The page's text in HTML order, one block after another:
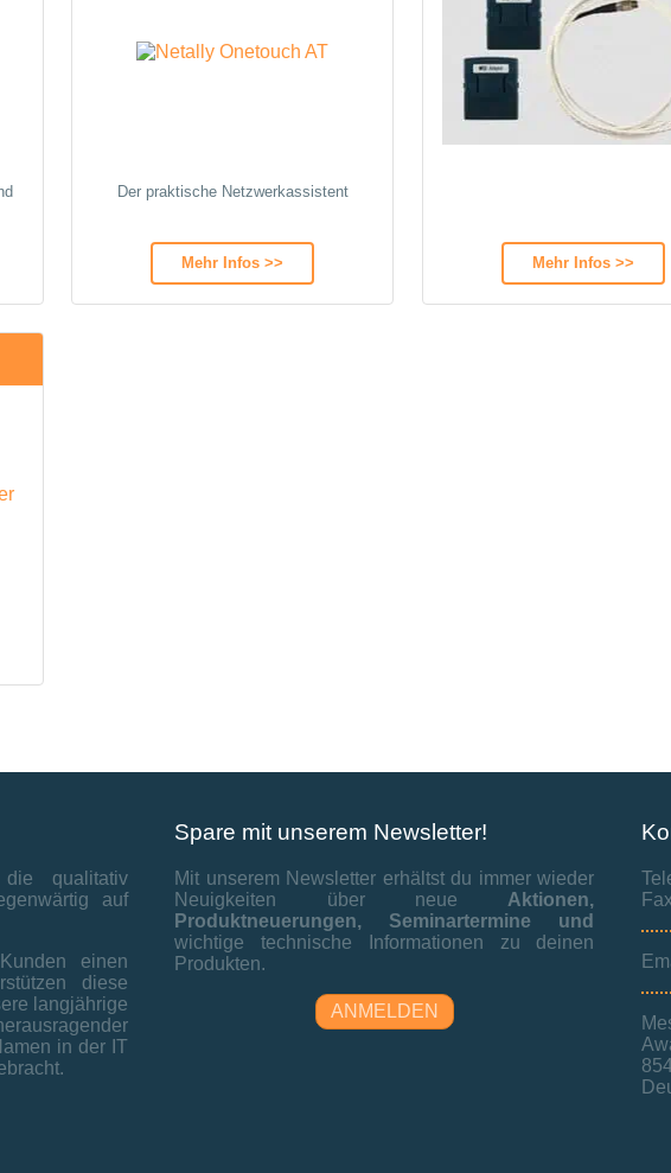
Der praktische Netzwerkassistent
Mehr Infos >> Mehr Infos >>
qualitativ
auf
einen
diese
langjährige
in der IT
Spare mit unserem Newsletter!
Mit unserem Newsletter erhältst du immer wieder
Neuigkeiten über neue Aktionen,
Produktneuerungen, Seminartermine und
wichtige technische Informationen zu deinen
Produkten.
ANMELDEN